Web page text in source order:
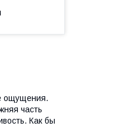
ощущения.
часть
Как бы